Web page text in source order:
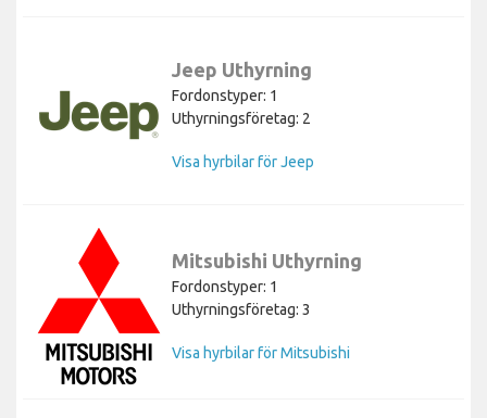
Jeep Uthyrning
Fordonstyper: 1
Uthyrningsföretag: 2
Visa hyrbilar för Jeep
Mitsubishi Uthyrning
Fordonstyper: 1
Uthyrningsföretag: 3
Visa hyrbilar för Mitsubishi